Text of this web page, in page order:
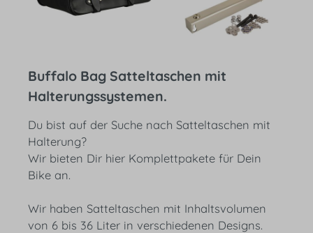
Buffalo Bag Satteltaschen mit
Halterungssystemen.
Du bist auf der Suche nach Satteltaschen mit
Halterung?
Wir bieten Dir hier Komplettpakete für Dein
Bike an.
Wir haben Satteltaschen mit Inhaltsvolumen
von 6 bis 36 Liter in verschiedenen Designs.